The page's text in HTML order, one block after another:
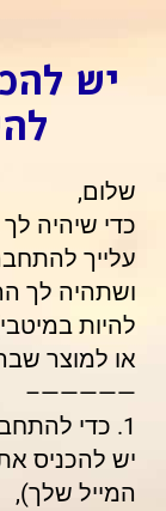
יש
שלום,
כדי שיהיה
עלייך
ושתהיה לך
להיות
או למוצר
—————–
1. כדי להתחבר למערכת,
יש להכניס
המייל שלך),